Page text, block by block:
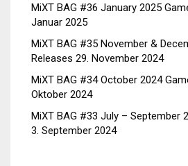
MiXT BAG #36 January 2025
Januar 2025
MiXT BAG #35 November &
Releases 29. November 2024
MiXT BAG #34 October 2024
Oktober 2024
MiXT BAG #33 July – September
3. September 2024